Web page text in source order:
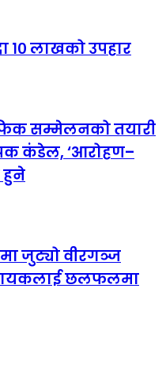
१० लाखको उपहार
सम्मेलनको तयारी
कंडेल, ‘आरोहण–
हुने
जुट्यो वीरगञ्ज
छलफलमा